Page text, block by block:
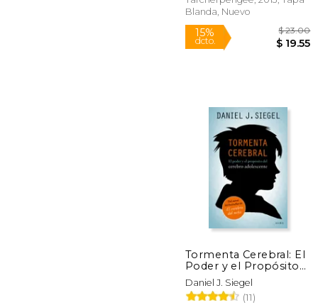
Children who Thrive
Blanda, Nuevo
15%
dcto.
Rápido
Tormenta Cerebral: El
Poder y el Propósito
del Cerebro
Adolescente
Daniel J. Siegel
(11)